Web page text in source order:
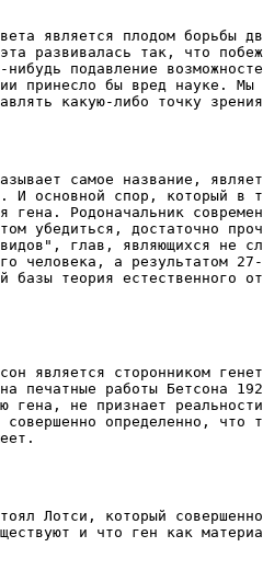
является плодом борьбы
развивалась так, что
подавление
принесло бы вред науке. Мы
самое название,
И основной спор, который в
гена. Родоначальник
убедиться, достаточно
глав, являющихся не
человека, а результатом
базы теория естественного
является сторонником
печатные работы Бетсона
гена, не признает
определенно, что
Лотси, который
и что ген как